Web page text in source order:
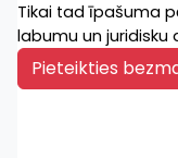
Tikai tad īpašuma
labumu un juridisku
Pieteikties